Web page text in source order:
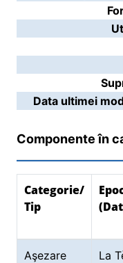
Data ultimei
Componente în
Categorie/
Tip
Aşezare
La